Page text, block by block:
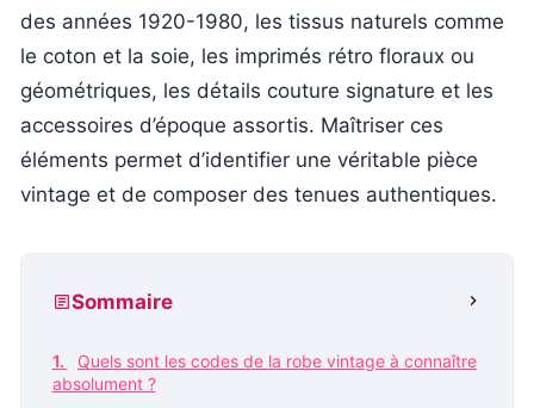
des années 1920-1980, les tissus naturels comme
le coton et la soie, les imprimés rétro floraux ou
géométriques, les détails couture signature et les
accessoires d’époque assortis. Maîtriser ces
éléments permet d’identifier une véritable pièce
vintage et de composer des tenues authentiques.
Sommaire
Quels sont les codes de la robe vintage à connaître
absolument ?